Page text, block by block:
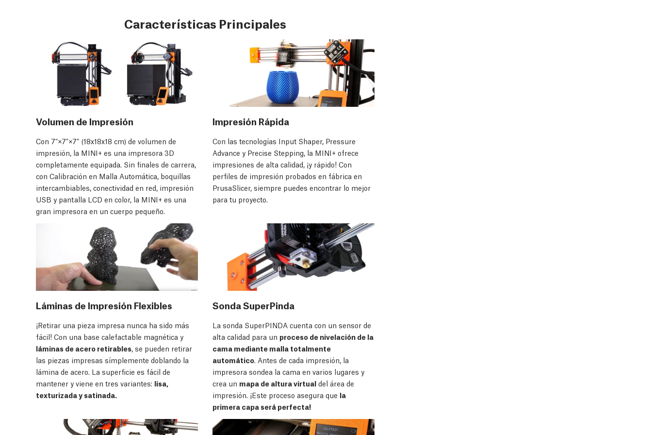
Características Principales
Volumen de Impresión
Con 7"×7"×7" (18x18x18 cm) de volumen de
impresión, la MINI+ es una impresora 3D
completamente equipada. Sin finales de carrera,
con Calibración en Malla Automática, boquillas
intercambiables, conectividad en red, impresión
USB y pantalla LCD en color, la MINI+ es una
gran impresora en un cuerpo pequeño.
Impresión Rápida
Con las tecnologías Input Shaper, Pressure
Advance y Precise Stepping, la MINI+ ofrece
impresiones de alta calidad, ¡y rápido! Con
perfiles de impresión probados en fábrica en
PrusaSlicer, siempre puedes encontrar lo mejor
para tu proyecto.
Láminas de Impresión Flexibles
¡Retirar una pieza impresa nunca ha sido más
fácil! Con una base calefactable magnética y
láminas de acero retirables, se pueden retirar
las piezas impresas símplemente doblando la
lámina de acero. La superficie es fácil de
mantener y viene en tres variantes: lisa,
texturizada y satinada.
Sonda SuperPinda
La sonda SuperPINDA cuenta con un sensor de
alta calidad para un proceso de nivelación de la
cama mediante malla totalmente
automático . Antes de cada impresión, la
impresora sondea la cama en varios lugares y
crea un mapa de altura virtual del área de
impresión. ¡Este proceso asegura que la
primera capa será perfecta!